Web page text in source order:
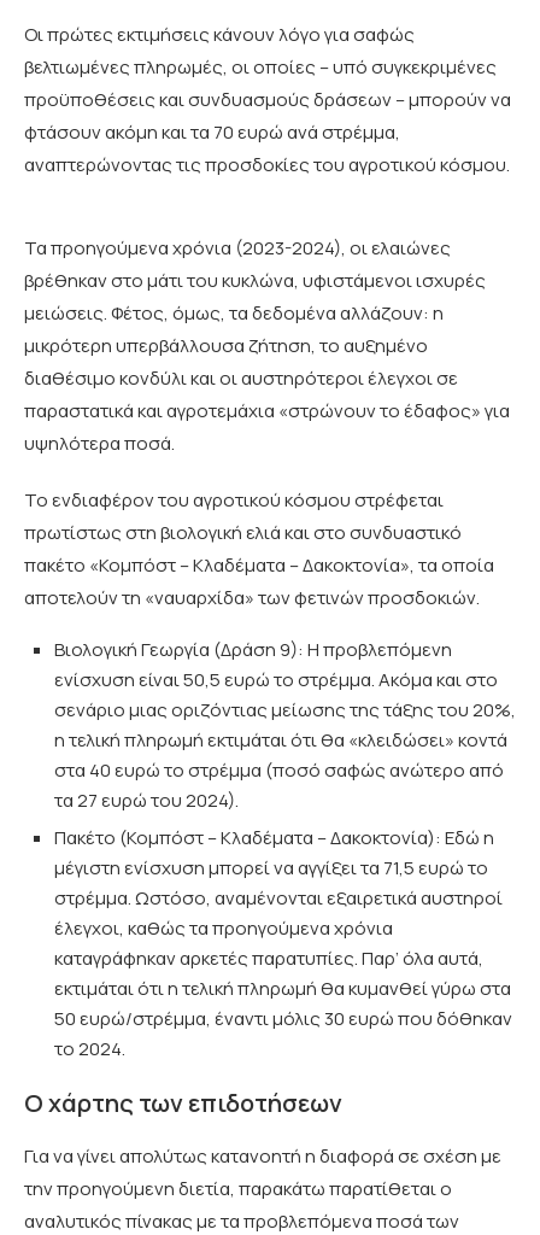
Οι πρώτες εκτιμήσεις κάνουν λόγο για σαφώς
βελτιωμένες πληρωμές, οι οποίες – υπό συγκεκριμένες
προϋποθέσεις και συνδυασμούς δράσεων – μπορούν να
φτάσουν ακόμη και τα 70 ευρώ ανά στρέμμα,
αναπτερώνοντας τις προσδοκίες του αγροτικού κόσμου.
Τα προηγούμενα χρόνια (2023-2024), οι ελαιώνες
βρέθηκαν στο μάτι του κυκλώνα, υφιστάμενοι ισχυρές
μειώσεις. Φέτος, όμως, τα δεδομένα αλλάζουν: η
μικρότερη υπερβάλλουσα ζήτηση, το αυξημένο
διαθέσιμο κονδύλι και οι αυστηρότεροι έλεγχοι σε
παραστατικά και αγροτεμάχια «στρώνουν το έδαφος» για
υψηλότερα ποσά.
Το ενδιαφέρον του αγροτικού κόσμου στρέφεται
πρωτίστως στη βιολογική ελιά και στο συνδυαστικό
πακέτο «Κομπόστ – Κλαδέματα – Δακοκτονία», τα οποία
αποτελούν τη «ναυαρχίδα» των φετινών προσδοκιών.
Βιολογική Γεωργία (Δράση 9): Η προβλεπόμενη
ενίσχυση είναι 50,5 ευρώ το στρέμμα. Ακόμα και στο
σενάριο μιας οριζόντιας μείωσης της τάξης του 20%,
η τελική πληρωμή εκτιμάται ότι θα «κλειδώσει» κοντά
στα 40 ευρώ το στρέμμα (ποσό σαφώς ανώτερο από
τα 27 ευρώ του 2024).
Πακέτο (Κομπόστ – Κλαδέματα – Δακοκτονία): Εδώ η
μέγιστη ενίσχυση μπορεί να αγγίξει τα 71,5 ευρώ το
στρέμμα. Ωστόσο, αναμένονται εξαιρετικά αυστηροί
έλεγχοι, καθώς τα προηγούμενα χρόνια
καταγράφηκαν αρκετές παρατυπίες. Παρ’ όλα αυτά,
εκτιμάται ότι η τελική πληρωμή θα κυμανθεί γύρω στα
50 ευρώ/στρέμμα, έναντι μόλις 30 ευρώ που δόθηκαν
το 2024.
Ο χάρτης των επιδοτήσεων
Για να γίνει απολύτως κατανοητή η διαφορά σε σχέση με
την προηγούμενη διετία, παρακάτω παρατίθεται ο
αναλυτικός πίνακας με τα προβλεπόμενα ποσά των